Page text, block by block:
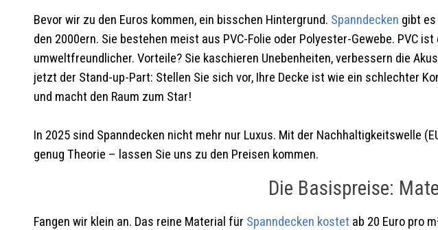
Bevor wir zu den Euros kommen, ein bisschen Hintergrund. Spanndecken gibt
den 2000ern. Sie bestehen meist aus PVC-Folie oder Polyester-Gewebe. PVC
umweltfreundlicher. Vorteile? Sie kaschieren Unebenheiten, verbessern die
jetzt der Stand-up-Part: Stellen Sie sich vor, Ihre Decke ist wie ein schlechter
und macht den Raum zum Star!
In 2025 sind Spanndecken nicht mehr nur Luxus. Mit der Nachhaltigkeitswelle
genug Theorie – lassen Sie uns zu den Preisen kommen.
Die Basispreise:
Fangen wir klein an. Das reine Material für Spanndecken kostet ab 20 Euro pro